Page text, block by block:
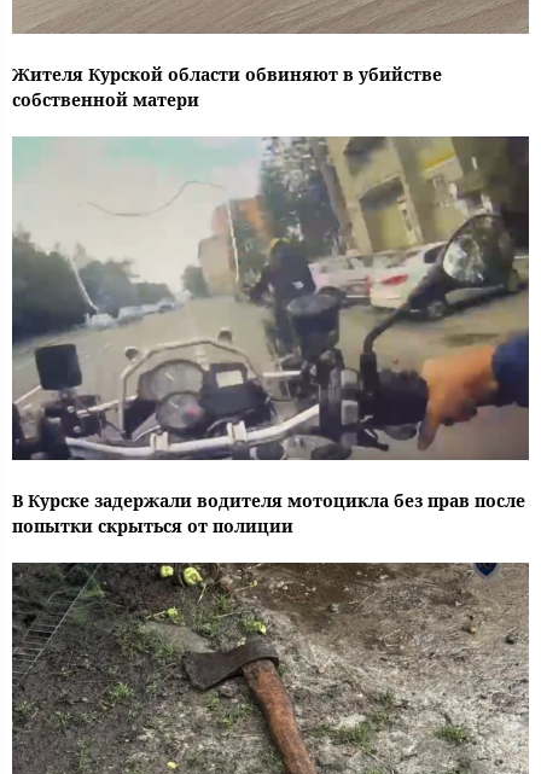
Жителя Курской области обвиняют в убийстве
собственной матери
В Курске задержали водителя мотоцикла без прав после
попытки скрыться от полиции